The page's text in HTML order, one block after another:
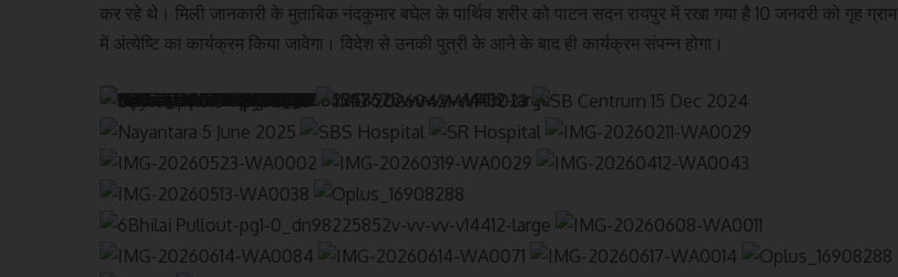
कर रहे थे। मिली जानकारी के मुताबिक नंदकुमार बघेल के पार्थिव शरीर को पाटन सदन रायपुर में रखा गया है 10 जनवरी को गृह ग्राम
में अंत्येष्टि का कार्यक्रम किया जावेगा। विदेश से उनकी पुत्री के आने के बाद ही कार्यक्रम संपन्न होगा।